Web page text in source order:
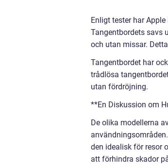
Enligt tester har
Tangentbordets savs
och utan missar.
Tangentbordet har
trådlösa
utan fördröjning.
**En Diskussion om
De olika modellerna
den idealisk för resor
att förhindra skador